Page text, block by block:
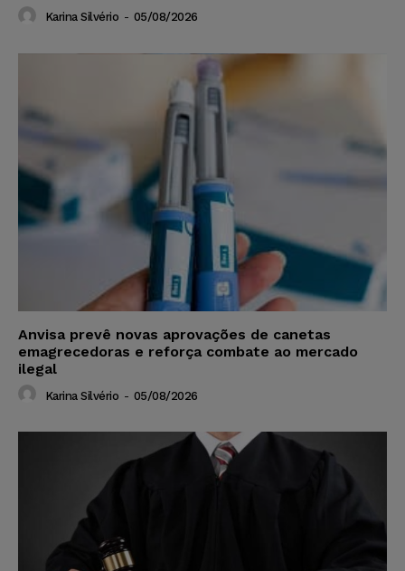
Karina Silvério - 05/08/2026
Anvisa prevê novas aprovações de canetas
emagrecedoras e reforça combate ao mercado
ilegal
Karina Silvério - 05/08/2026